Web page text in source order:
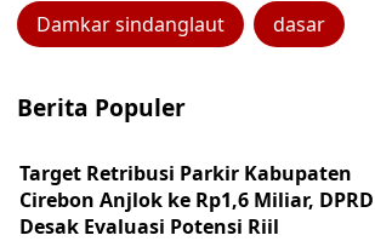
Damkar sindanglaut dasar
Berita Populer
Target Retribusi Parkir Kabupaten
Cirebon Anjlok ke Rp1,6 Miliar, DPRD
Desak Evaluasi Potensi Riil